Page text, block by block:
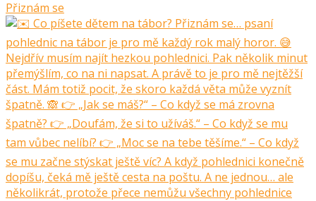
Přiznám se